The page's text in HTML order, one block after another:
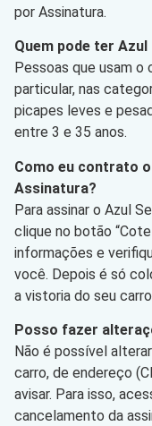
por Assinatura.
Quem pode ter
Pessoas que usam
particular, nas
picapes leves e
entre 3 e 35 anos.
Como eu contrato
Assinatura?
Para assinar o Azul
clique no botão
informações e
você. Depois é só
a vistoria do seu
Posso fazer
Não é possível
carro, de endereço
avisar. Para isso,
cancelamento da